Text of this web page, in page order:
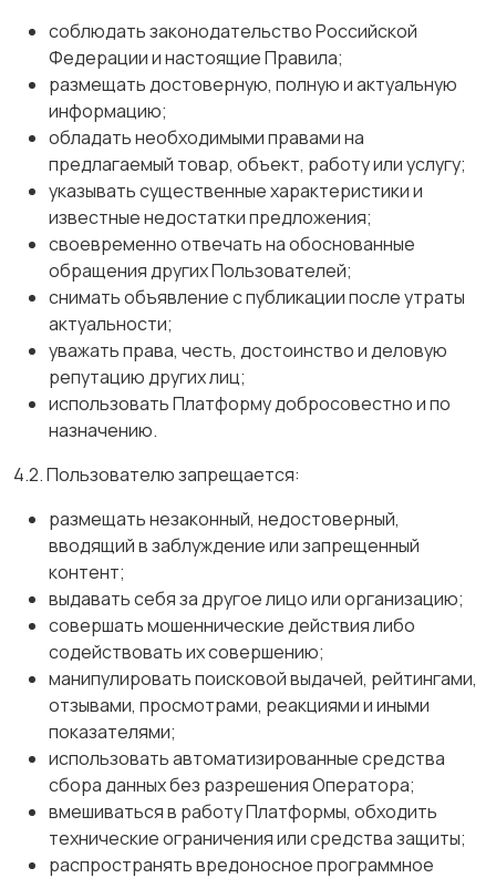
соблюдать законодательство Российской
Федерации и настоящие Правила;
размещать достоверную, полную и актуальную
информацию;
обладать необходимыми правами на
предлагаемый товар, объект, работу или услугу;
указывать существенные характеристики и
известные недостатки предложения;
своевременно отвечать на обоснованные
обращения других Пользователей;
снимать объявление с публикации после утраты
актуальности;
уважать права, честь, достоинство и деловую
репутацию других лиц;
использовать Платформу добросовестно и по
назначению.
4.2. Пользователю запрещается:
размещать незаконный, недостоверный,
вводящий в заблуждение или запрещенный
контент;
выдавать себя за другое лицо или организацию;
совершать мошеннические действия либо
содействовать их совершению;
манипулировать поисковой выдачей, рейтингами,
отзывами, просмотрами, реакциями и иными
показателями;
использовать автоматизированные средства
сбора данных без разрешения Оператора;
вмешиваться в работу Платформы, обходить
технические ограничения или средства защиты;
распространять вредоносное программное